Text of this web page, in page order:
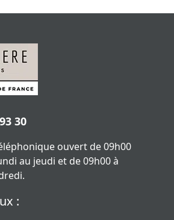
30
ouvert de 09h00
au jeudi et de 09h00 à
: